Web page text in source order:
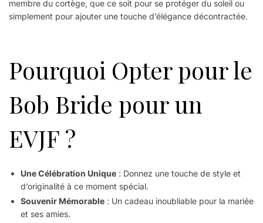
membre du cortège, que ce soit pour se protéger du soleil ou
simplement pour ajouter une touche d’élégance décontractée.
Pourquoi Opter pour le
Bob Bride pour un
EVJF ?
Une Célébration Unique : Donnez une touche de style et
d’originalité à ce moment spécial.
Souvenir Mémorable : Un cadeau inoubliable pour la mariée
et ses amies.